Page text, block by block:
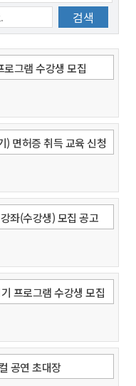
그램 수강생 모집
) 면허증 취득 교육 신청
좌(수강생) 모집 공고
프로그램 수강생 모집
공연 초대장